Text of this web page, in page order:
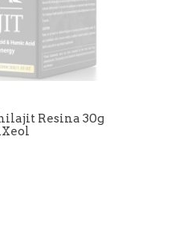
Resina 30g